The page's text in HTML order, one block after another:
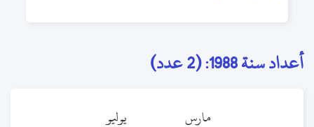
أعداد سنة 1988: (2 عدد)
مارس يوليو